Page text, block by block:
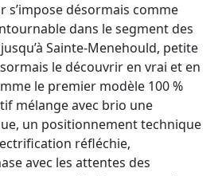
s’impose désormais comme
dans le segment des
Sainte-Menehould, petite
le découvrir en vrai et en
le premier modèle 100 %
mélange avec brio une
un positionnement technique
réfléchie,
avec les attentes des